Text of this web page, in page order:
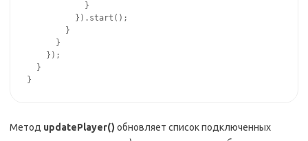
            }
          }).start();
        }
      }
    });
  }
}
Метод updatePlayer() обновляет список подключенных